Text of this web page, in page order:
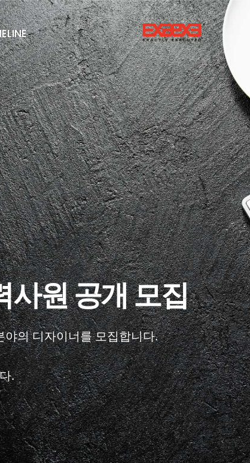
사원 공개 모집
의 디자이너를 모집합니다.
.